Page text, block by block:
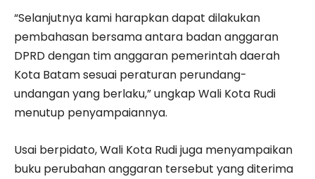
“Selanjutnya kami harapkan dapat dilakukan
pembahasan bersama antara badan anggaran
DPRD dengan tim anggaran pemerintah daerah
Kota Batam sesuai peraturan perundang-
undangan yang berlaku,” ungkap Wali Kota Rudi
menutup penyampaiannya.
Usai berpidato, Wali Kota Rudi juga menyampaikan
buku perubahan anggaran tersebut yang diterima